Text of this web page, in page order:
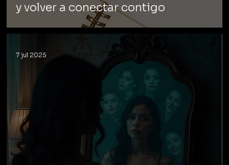
y volver a conectar contigo
7 jul 2025